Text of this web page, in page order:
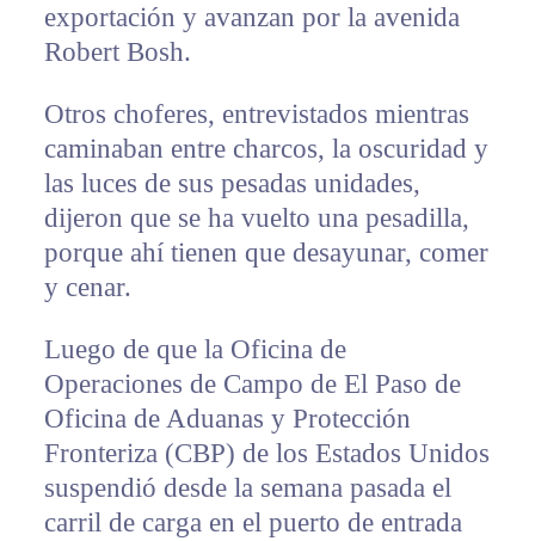
exportación y avanzan por la avenida
Robert Bosh.
Otros choferes, entrevistados mientras
caminaban entre charcos, la oscuridad y
las luces de sus pesadas unidades,
dijeron que se ha vuelto una pesadilla,
porque ahí tienen que desayunar, comer
y cenar.
Luego de que la Oficina de
Operaciones de Campo de El Paso de
Oficina de Aduanas y Protección
Fronteriza (CBP) de los Estados Unidos
suspendió desde la semana pasada el
carril de carga en el puerto de entrada